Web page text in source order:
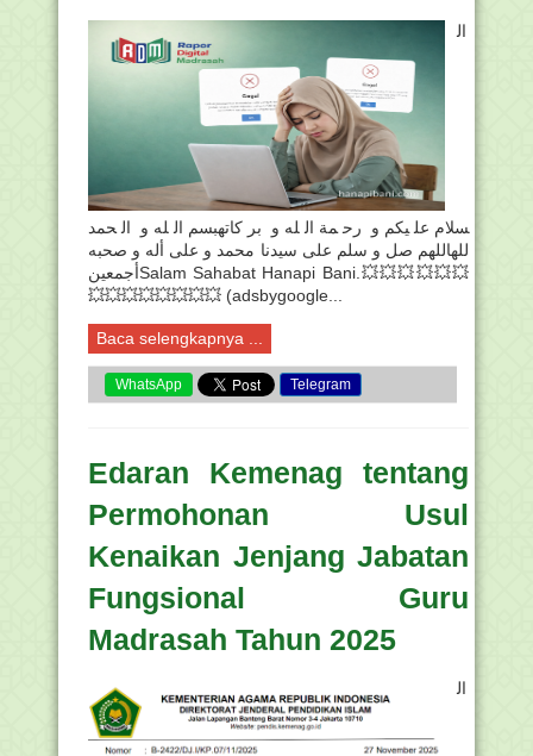
ال
سلام عليكم و رحمة الله و بركاتهبسم الله و الحمد
للهاللهم صل و سلم على سيدنا محمد و على أله و صحبه
أجمعينSalam Sahabat Hanapi Bani.💥💥💥💥💥💥
💥💥💥💥💥💥💥💥 (adsbygoogle...
Baca selengkapnya ...
WhatsApp Telegram
Edaran Kemenag tentang
Permohonan Usul
Kenaikan Jenjang Jabatan
Fungsional Guru
Madrasah Tahun 2025
ال